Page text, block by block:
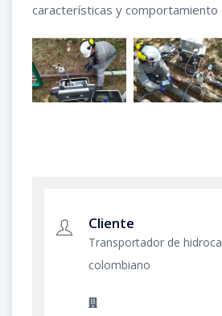
características y comportamiento
Cliente
Transportador de
colombiano